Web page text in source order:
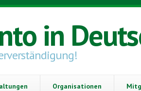
in
Organisationen